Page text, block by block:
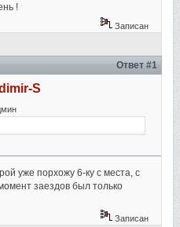
!
Записан
Ответ #1
S
уже порхожу 6-ку с места, с
заездов был только
Записан